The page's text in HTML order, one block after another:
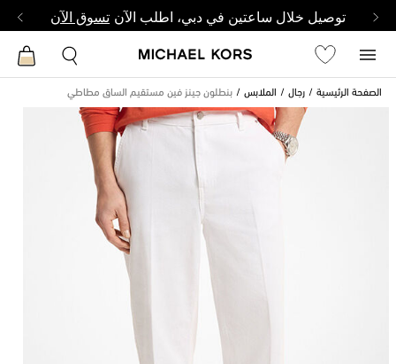
توصيل خلال ساعتين في دبي، اطلب الآن تسوق الآن
الصفحة الرئيسية رجال الملابس بنطلون جينز فين مستقيم الساق مطاطي